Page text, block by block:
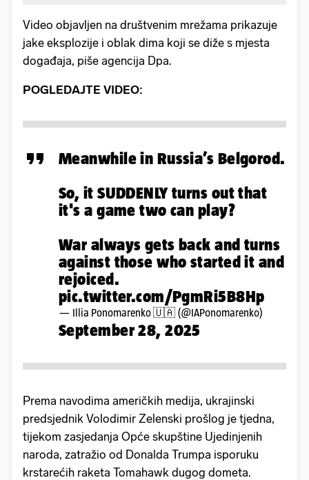
Video objavljen na društvenim mrežama prikazuje
jake eksplozije i oblak dima koji se diže s mjesta
događaja, piše agencija Dpa.
POGLEDAJTE VIDEO:
Meanwhile in Russia’s Belgorod.
So, it SUDDENLY turns out that
it's a game two can play?
War always gets back and turns
against those who started it and
rejoiced.
pic.twitter.com/PgmRi5B8Hp
— Illia Ponomarenko 🇺🇦 (@IAPonomarenko)
September 28, 2025
Prema navodima američkih medija, ukrajinski
predsjednik Volodimir Zelenski prošlog je tjedna,
tijekom zasjedanja Opće skupštine Ujedinjenih
naroda, zatražio od Donalda Trumpa isporuku
krstarećih raketa Tomahawk dugog dometa.